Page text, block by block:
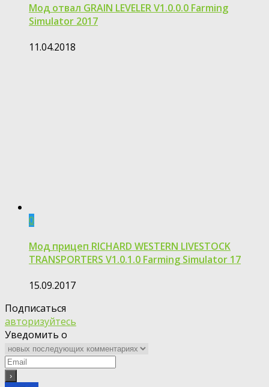
Мод отвал GRAIN LEVELER V1.0.0.0 Farming
Simulator 2017
11.04.2018
0
Мод прицеп RICHARD WESTERN LIVESTOCK
TRANSPORTERS V1.0.1.0 Farming Simulator 17
15.09.2017
Подписаться
авторизуйтесь
Уведомить о